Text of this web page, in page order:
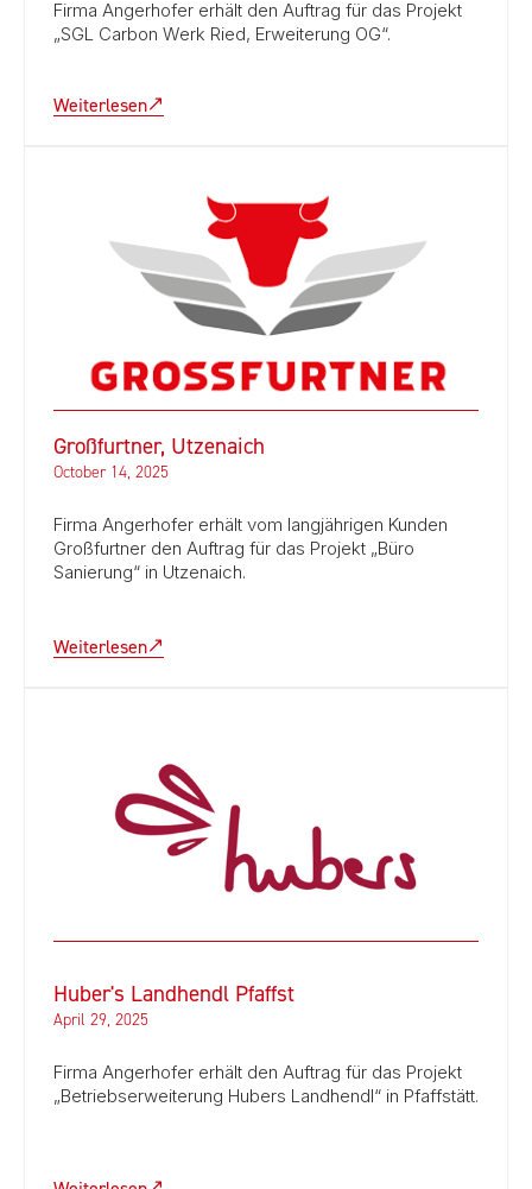
Firma Angerhofer erhält den Auftrag für das Projekt
„SGL Carbon Werk Ried, Erweiterung OG“.
Weiterlesen
Großfurtner, Utzenaich
October 14, 2025
Firma Angerhofer erhält vom langjährigen Kunden
Großfurtner den Auftrag für das Projekt „Büro
Sanierung“ in Utzenaich.
Weiterlesen
Huber's Landhendl Pfaffst
April 29, 2025
Firma Angerhofer erhält den Auftrag für das Projekt
„Betriebserweiterung Hubers Landhendl“ in Pfaffstätt.